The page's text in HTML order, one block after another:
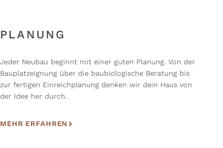
PLANUNG
Jeder Neubau beginnt mit einer guten Planung. Von der
Bauplatzeignung über die baubiologische Beratung bis
zur fertigen Einreichplanung denken wir dein Haus von
der Idee her durch.
MEHR ERFAHREN